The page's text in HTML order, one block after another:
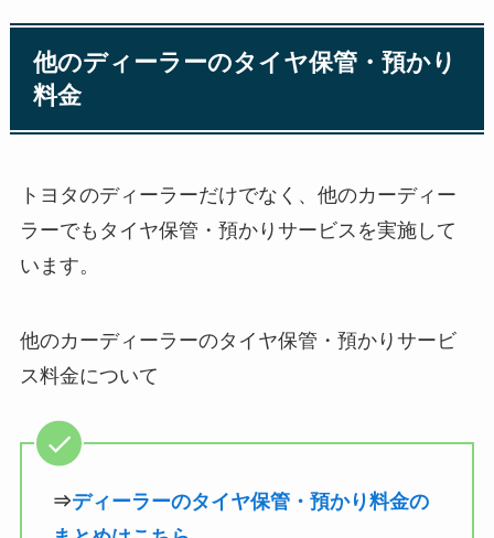
他のディーラーのタイヤ保管・預かり
料金
トヨタのディーラーだけでなく、他のカーディー
ラーでもタイヤ保管・預かりサービスを実施して
います。
他のカーディーラーのタイヤ保管・預かりサービ
ス料金について
⇒ディーラーのタイヤ保管・預かり料金の